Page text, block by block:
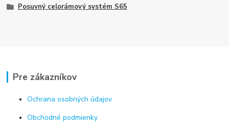
Posuvný celorámový systém S65
Pre zákazníkov
Ochrana osobných údajov
Obchodné podmienky